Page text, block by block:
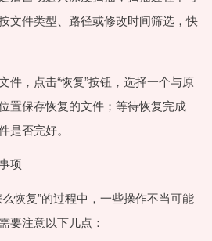
文件类型、路径或修改时间筛选，快
件，点击“恢复”按钮，选择一个与原
置保存恢复的文件；等待恢复完成
是否完好。
项
恢复”的过程中，一些操作不当可能
要注意以下几点：